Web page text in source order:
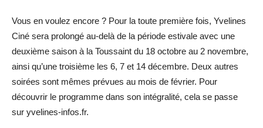
Vous en voulez encore ? Pour la toute première fois, Yvelines
Ciné sera prolongé au-delà de la période estivale avec une
deuxième saison à la Toussaint du 18 octobre au 2 novembre,
ainsi qu’une troisième les 6, 7 et 14 décembre. Deux autres
soirées sont mêmes prévues au mois de février. Pour
découvrir le programme dans son intégralité, cela se passe
sur yvelines-infos.fr.